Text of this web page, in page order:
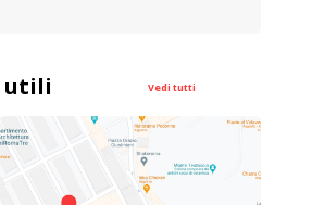
utili Vedi tutti